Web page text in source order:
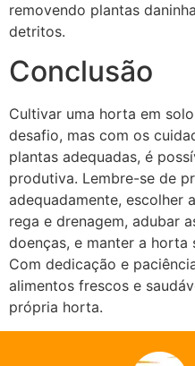
removendo plantas
detritos.
Conclusão
Cultivar uma horta em
desafio, mas com os
plantas adequadas, é
produtiva. Lembre-se de
adequadamente, escolher
rega e drenagem, adubar
doenças, e manter a horta
Com dedicação e
alimentos frescos e
própria horta.